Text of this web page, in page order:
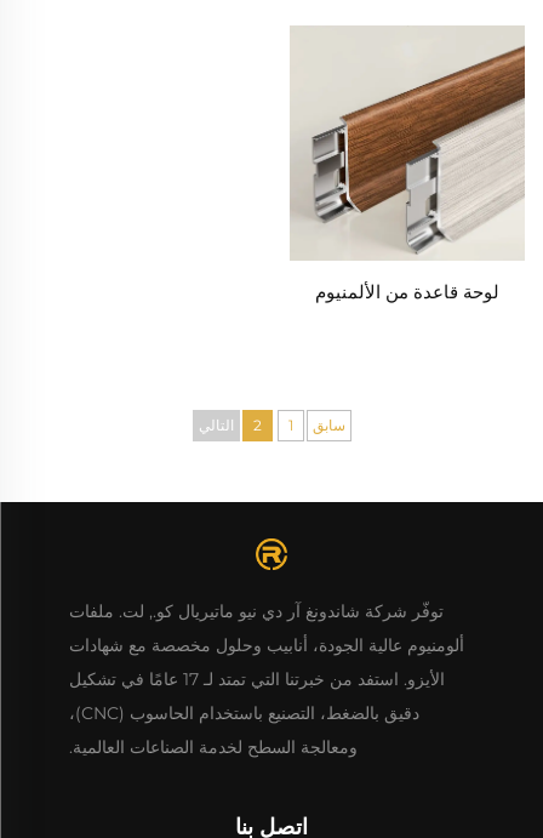
لوحة قاعدة من الألمنيوم
سابق 1
2 التالي
توفّر شركة شاندونغ آر دي نيو ماتيريال كو., لت. ملفات
ألومنيوم عالية الجودة، أنابيب وحلول مخصصة مع شهادات
الأيزو. استفد من خبرتنا التي تمتد لـ 17 عامًا في تشكيل
دقيق بالضغط، التصنيع باستخدام الحاسوب (CNC)،
ومعالجة السطح لخدمة الصناعات العالمية.
اتصل بنا